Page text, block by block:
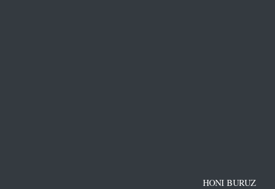
HONI BURUZ